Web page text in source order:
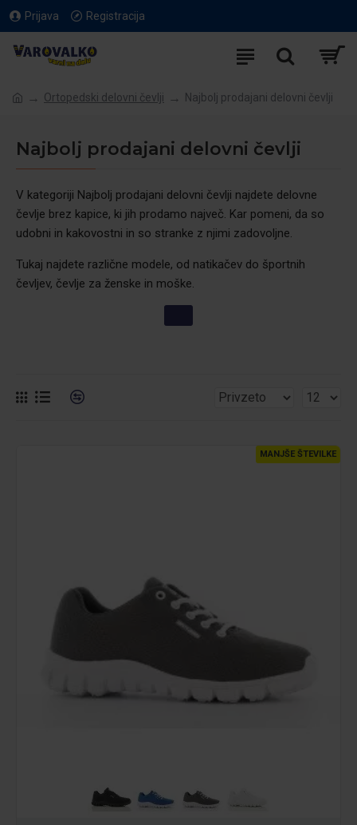
Prijava Registracija
Ortopedski delovni čevlji Najbolj prodajani delovni čevlji
Najbolj prodajani delovni čevlji
V kategoriji Najbolj prodajani delovni čevlji najdete delovne
čevlje brez kapice, ki jih prodamo največ. Kar pomeni, da so
udobni in kakovostni in so stranke z njimi zadovoljne.
Tukaj najdete različne modele, od natikačev do športnih
čevljev, čevlje za ženske in moške.
MANJŠE ŠTEVILKE